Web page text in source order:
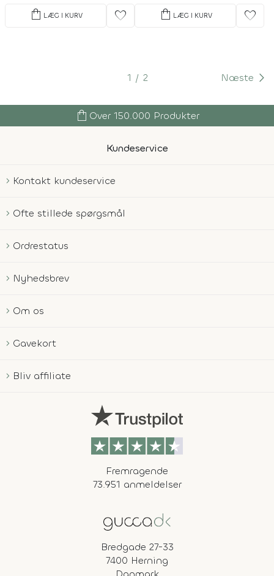
shopping_bag LÆG I KURV favorite shopping_bag LÆG I KURV favorite
1 2 Næste
shopping_bag Over 150.000 Produkter
Kundeservice
Kontakt kundeservice
Ofte stillede spørgsmål
Ordrestatus
Nyhedsbrev
Om os
Gavekort
Bliv affiliate
Fremragende
73.951 anmeldelser
Bredgade 27-33
7400 Herning